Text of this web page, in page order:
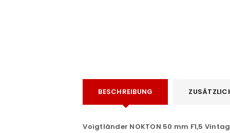
BESCHREIBUNG
Voigtländer NOKTON 50 mm F1,5